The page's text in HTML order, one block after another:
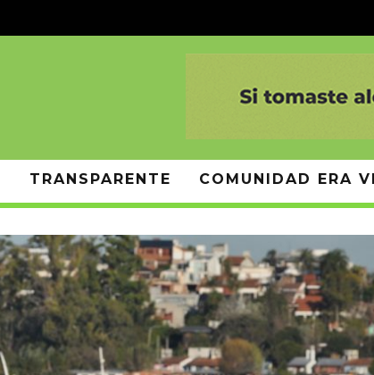
TRANSPARENTE COMUNIDAD ERA